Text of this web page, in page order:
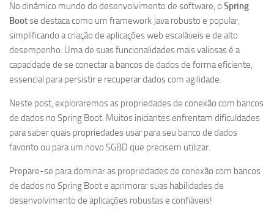
No dinâmico mundo do desenvolvimento de software, o Spring
Bootse destaca como um framework Java robusto e popular,
simplificando a criação de aplicações web escaláveis e de alto
desempenho. Uma de suas funcionalidades mais valiosas é a
capacidade de se conectar a bancos de dados de forma eficiente,
essencial para persistir e recuperar dados com agilidade.
Neste post, exploraremos as propriedades de conexão com bancos
de dados no Spring Boot. Muitos iniciantes enfrentam dificuldades
para saber quais propriedades usar para seu banco de dados
favorito ou para um novo SGBD que precisem utilizar.
Prepare-se para dominar as propriedades de conexão com bancos
de dados no Spring Boot e aprimorar suas habilidades de
desenvolvimento de aplicações robustas e confiáveis!